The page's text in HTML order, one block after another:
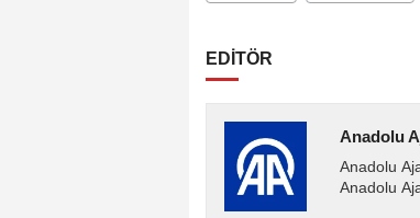
EDİTÖR
Anadolu
Anadolu
Anadolu